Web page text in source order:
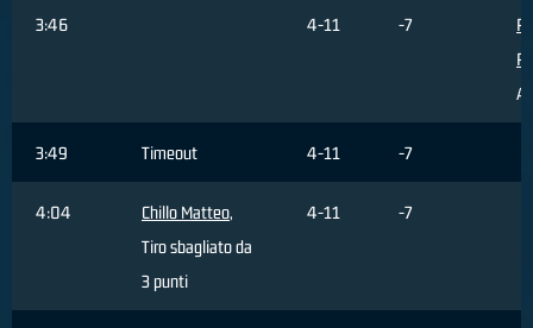
3:46 4-11 -7
3:49 Timeout 4-11 -7
4:04 Chillo Matteo,
Tiro sbagliato da
3 punti
4-11 -7